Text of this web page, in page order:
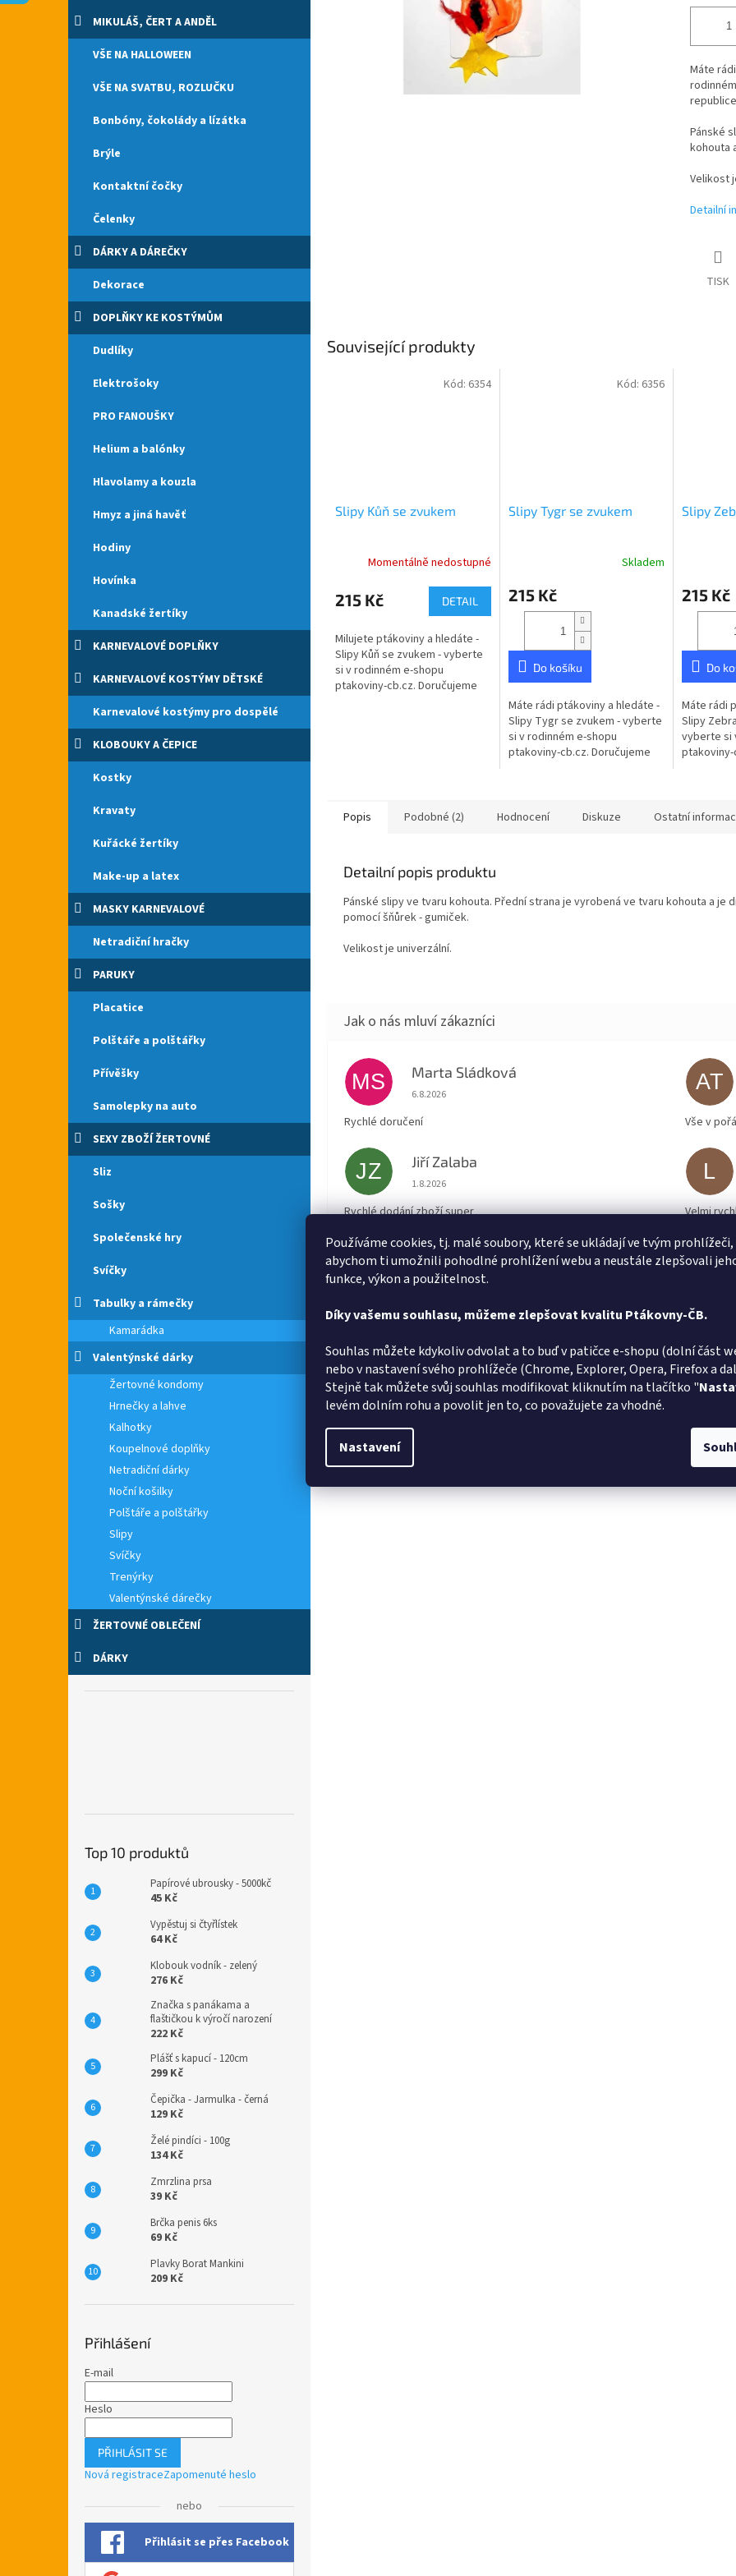
Používáme cookies, tj. malé soubory, které se ukládají ve tvým prohlížeči,
abychom ti umožnili pohodlné prohlížení webu a neustále zlepšovali
funkce, výkon a použitelnost.
Díky vašemu souhlasu, můžeme zlepšovat kvalitu Ptákovny-ČB.
Souhlas můžete kdykoliv odvolat a to buď v patičce e-shopu (dolní část
nebo v nastavení svého prohlížeče (Chrome, Explorer, Opera, Firefox a
Stejně tak můžete svůj souhlas modifikovat kliknutím na tlačítko "
levém dolním rohu a povolit jen to, co považujete za vhodné.
Nastavení
e
l
MIKULÁŠ, ČERT A ANDĚL
VŠE NA HALLOWEEN
VŠE NA SVATBU, ROZLUČKU
Bonbóny, čokolády a lízátka
Brýle
Kontaktní čočky
Čelenky
DÁRKY A DÁREČKY
Dekorace
DOPLŇKY KE KOSTÝMŮM
Dudlíky
Elektrošoky
PRO FANOUŠKY
Helium a balónky
Hlavolamy a kouzla
Hmyz a jiná havěť
Hodiny
Hovínka
Kanadské žertíky
KARNEVALOVÉ DOPLŇKY
KARNEVALOVÉ KOSTÝMY DĚTSKÉ
Karnevalové kostýmy pro dospělé
KLOBOUKY A ČEPICE
Kostky
Kravaty
Kuřácké žertíky
Make-up a latex
MASKY KARNEVALOVÉ
Netradiční hračky
PARUKY
Placatice
Polštáře a polštářky
Přívěšky
Samolepky na auto
SEXY ZBOŽÍ ŽERTOVNÉ
Sliz
Sošky
Společenské hry
Svíčky
Tabulky a rámečky
Kamarádka
Valentýnské dárky
Žertovné kondomy
Hrnečky a lahve
Kalhotky
Koupelnové doplňky
Netradiční dárky
Noční košilky
Polštáře a polštářky
Slipy
Svíčky
Trenýrky
Valentýnské dárečky
ŽERTOVNÉ OBLEČENÍ
DÁRKY
Top 10 produktů
Papírové ubrousky - 5000kč
45 Kč
Vypěstuj si čtyřlístek
64 Kč
Klobouk vodník - zelený
276 Kč
Značka s panákama a
flaštičkou k výročí narození
222 Kč
Plášť s kapucí - 120cm
299 Kč
Čepička - Jarmulka - černá
129 Kč
Želé pindíci - 100g
134 Kč
Zmrzlina prsa
39 Kč
Brčka penis 6ks
69 Kč
Plavky Borat Mankini
209 Kč
Přihlášení
E-mail
Heslo
PŘIHLÁSIT SE
Nová registraceZapomenuté heslo
nebo
Přihlásit se přes Facebook
Máte
Pánské
kohouta
Velikost
Detailní
TISK
Související produkty
Slipy Kůň se zvukem
Momentálně nedostupné
215 Kč DETAIL
Milujete ptákoviny a hledáte -
Slipy Kůň se zvukem - vyberte
si v rodinném e-shopu
ptakoviny-cb.cz. Doručujeme
Kód: 6354
Slipy Tygr se zvukem
produktu
hvězdiček.
Skladem
215 Kč
Do košíku
Máte rádi ptákoviny a hledáte -
Slipy Tygr se zvukem - vyberte
si v rodinném e-shopu
ptakoviny-cb.cz. Doručujeme
Kód: 6356
Slipy
215 Kč
Do
Máte rádi
Slipy
vyberte si
ptakoviny-
Popis Podobné (2) Hodnocení Diskuze Ostatní
Detailní popis produktu
Pánské slipy ve tvaru kohouta. Přední strana je vyrobená ve tvaru kohouta a je
pomocí šňůrek - gumiček.
Velikost je univerzální.
MS Marta Sládková
Hodnocení obchodu je 5 z 5 hvězdiček.
6.8.2026
Rychlé doručení
AT
Vše v
JZ Jiří Zalaba
Hodnocení obchodu je 5 z 5 hvězdiček.
1.8.2026
Rychlé dodání zboží super
L
Velmi